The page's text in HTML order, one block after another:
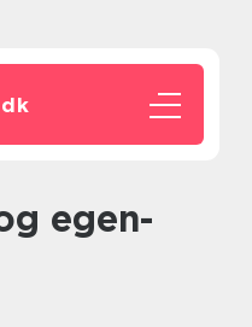
dk